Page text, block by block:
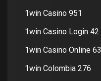
1win Casino 951
1win Casino Login 42
1win Casino Online 63
1win Colombia 276